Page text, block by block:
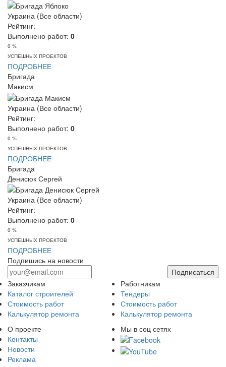
Украина (Все области)
Рейтинг:
Выполнено работ: 0
0 %
УСПЕШНЫХ ПРОЕКТОВ
ПОДРОБНЕЕ
Бригада
Макисм
Украина (Все области)
Рейтинг:
Выполнено работ: 0
0 %
УСПЕШНЫХ ПРОЕКТОВ
ПОДРОБНЕЕ
Бригада
Денисюк Сергей
Украина (Все области)
Рейтинг:
Выполнено работ: 0
0 %
УСПЕШНЫХ ПРОЕКТОВ
ПОДРОБНЕЕ
Подпишись на новости
Подписаться
Заказчикам
Каталог строителей
Стоимость работ
Калькулятор ремонта
Работникам
Тендеры
Стоимость работ
Калькулятор ремонта
О проекте
Контакты
Новости
Реклама
Мы в соц сетях